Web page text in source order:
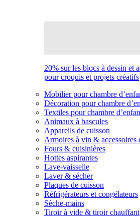
20% sur les blocs à dessin et
pour croquis et projets créatifs
Mobilier pour chambre
Décoration pour chambre
Textiles pour chambre
Animaux à bascules
Appareils de cuisson
Armoires à vin & accessoires
Fours & cuisinières
Hottes aspirantes
Lave-vaisselle
Laver & sécher
Plaques de cuisson
Réfrigérateurs et congélateurs
Sèche-mains
Tiroir à vide & tiroir chauffant